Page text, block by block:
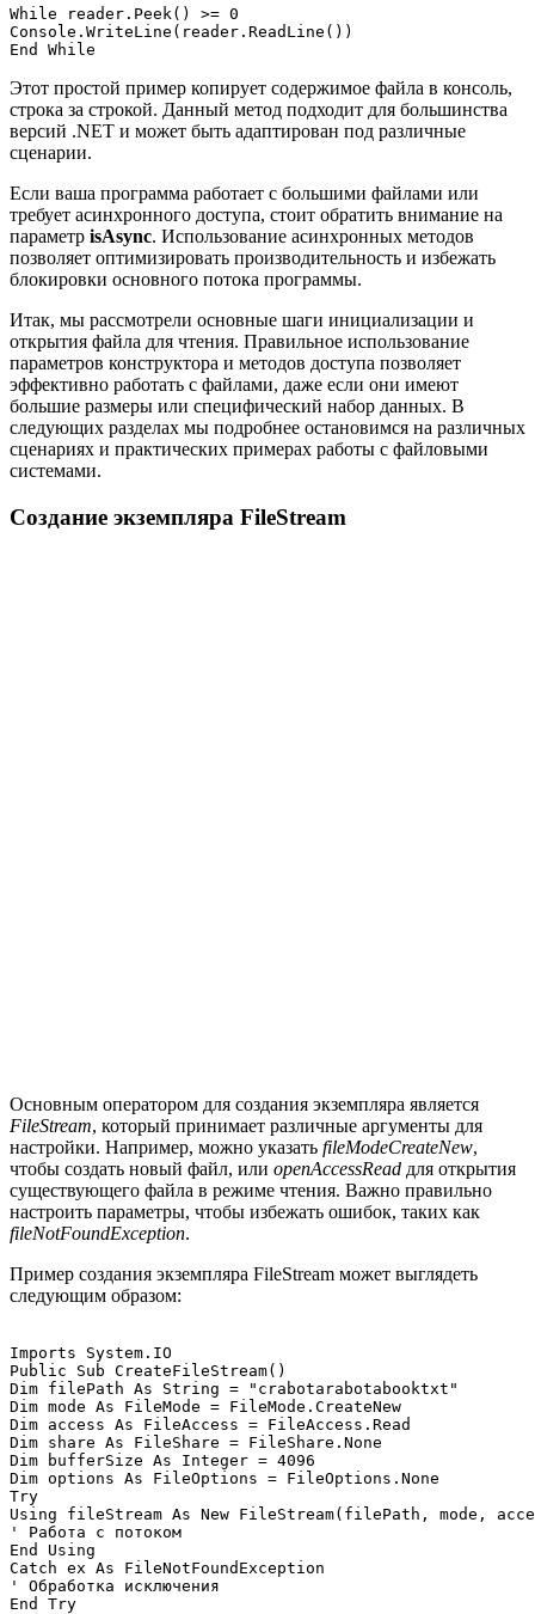
While reader.Peek() >= 0
Console.WriteLine(reader.ReadLine())
Этот простой пример копирует содержимое файла в консоль,
строка за строкой. Данный метод подходит для большинства
версий .NET и может быть адаптирован под различные
сценарии.
Если ваша программа работает с большими файлами или
требует асинхронного доступа, стоит обратить внимание на
параметр isAsync. Использование асинхронных методов
позволяет оптимизировать производительность и избежать
блокировки основного потока программы.
Итак, мы рассмотрели основные шаги инициализации и
открытия файла для чтения. Правильное использование
параметров конструктора и методов доступа позволяет
эффективно работать с файлами, даже если они имеют
большие размеры или специфический набор данных. В
следующих разделах мы подробнее остановимся на различных
сценариях и практических примерах работы с файловыми
системами.
Создание экземпляра FileStream
Основным оператором для создания экземпляра является
FileStream, который принимает различные аргументы для
настройки. Например, можно указать fileModeCreateNew,
чтобы создать новый файл, или openAccessRead для открытия
существующего файла в режиме чтения. Важно правильно
настроить параметры, чтобы избежать ошибок, таких как
fileNotFoundException.
Пример создания экземпляра FileStream может выглядеть
следующим образом:
Imports System.IO
Public Sub CreateFileStream()
Dim filePath As String = "crabotarabotabooktxt"
Dim mode As FileMode = FileMode.CreateNew
Dim access As FileAccess = FileAccess.Read
Dim share As FileShare = FileShare.None
Dim bufferSize As Integer = 4096
Dim options As FileOptions = FileOptions.None
Try
Using fileStream As New FileStream(filePath, mode,
' Работа с потоком
End Using
Catch ex As FileNotFoundException
' Обработка исключения
End Try